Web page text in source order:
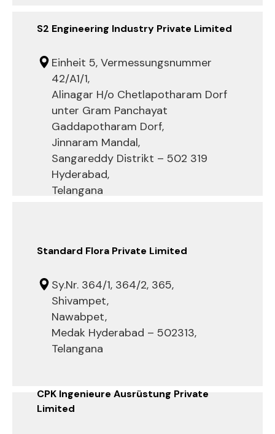
S2 Engineering Industry Private Limited
Einheit 5, Vermessungsnummer
42/A1/1,
Alinagar H/o Chetlapotharam Dorf
unter Gram Panchayat
Gaddapotharam Dorf,
Jinnaram Mandal,
Sangareddy Distrikt – 502 319
Hyderabad,
Telangana
Standard Flora Private Limited
Sy.Nr. 364/1, 364/2, 365,
Shivampet,
Nawabpet,
Medak Hyderabad – 502313,
Telangana
CPK Ingenieure Ausrüstung Private
Limited